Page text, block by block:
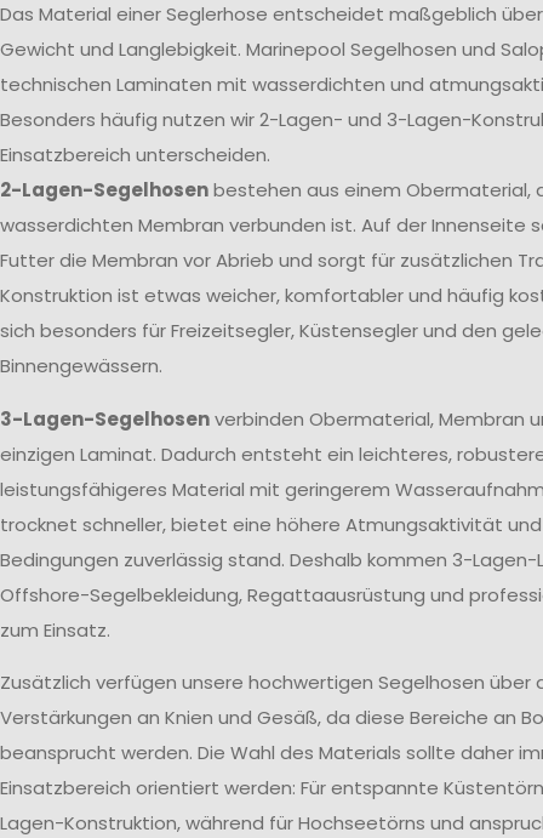
Das Material einer Seglerhose entscheidet maßgeblich
Gewicht und Langlebigkeit. Marinepool Segelhosen und
technischen Laminaten mit wasserdichten und
Besonders häufig nutzen wir 2-Lagen- und 3-Lagen-
Einsatzbereich unterscheiden.
2-Lagen-Segelhosenbestehen aus einem Obermaterial,
wasserdichten Membran verbunden ist. Auf der Innenseite
Futter die Membran vor Abrieb und sorgt für zusätzlichen
Konstruktion ist etwas weicher, komfortabler und häufig
sich besonders für Freizeitsegler, Küstensegler und den
Binnengewässern.
3-Lagen-Segelhosenverbinden Obermaterial, Membran
einzigen Laminat. Dadurch entsteht ein leichteres,
leistungsfähigeres Material mit geringerem
trocknet schneller, bietet eine höhere Atmungsaktivität
Bedingungen zuverlässig stand. Deshalb kommen 3-
Offshore-Segelbekleidung, Regattaausrüstung und
zum Einsatz.
Zusätzlich verfügen unsere hochwertigen Segelhosen über
Verstärkungen an Knien und Gesäß, da diese Bereiche an
beansprucht werden. Die Wahl des Materials sollte daher
Einsatzbereich orientiert werden: Für entspannte
Lagen-Konstruktion, während für Hochseetörns und